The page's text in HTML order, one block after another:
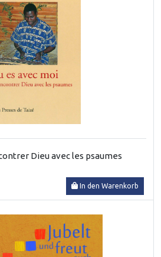
Dieu avec les psaumes
In den Warenkorb